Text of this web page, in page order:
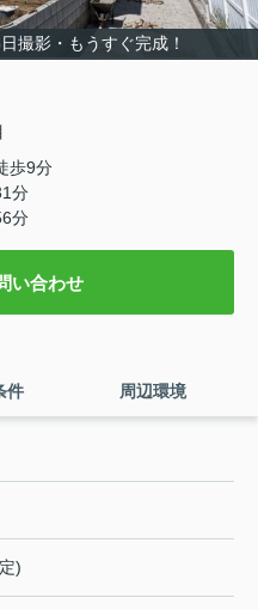
撮影・もうすぐ完成！
歩9分
分
分
い合わせ
件 周辺環境
)